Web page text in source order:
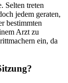
Selten treten
jedem geraten,
bestimmten
‌Arzt zu
ein, da